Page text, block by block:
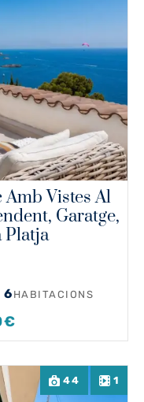
Amb Vistes Al
Garatge,
Platja
6 HABITACIONS
44 1